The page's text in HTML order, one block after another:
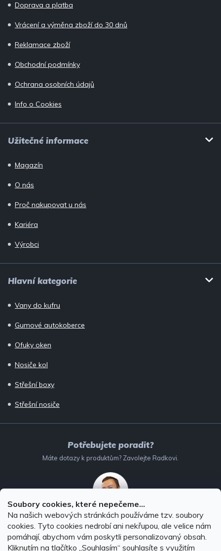
Soubory cookies, které nepečeme...
Na našich webových stránkách používáme tzv. soubory
cookies. Tyto cookies nedrobí ani nekřupou, ale velice nám
pomáhají, abychom vám poskytli personalizovaný obsah.
Kliknutím na tlačítko ,,Souhlasím“ souhlasíte s využitím
Doprava a platba
Vrácení a výměna zboží do 30 dnů
Reklamace zboží
Obchodní podmínky
Ochrana osobních údajů
Info o Cookies
Užitečné informace
Magazín
O nás
Proč nakupovat u nás
Kariéra
Výrobci
Hlavní kategorie
Vany do kufru
Gumové autokoberce
Ofuky oken
Nosiče kol
Střešní boxy
Střešní nosiče
Potřebujete poradit?
Máte dotazy k produktům? Zavolejte Radkovi.
732 147 896 (Po–Pá: 8–16:00)
info@autodoplnky-obchod.cz